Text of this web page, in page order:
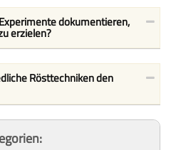
dokumentieren,
erzielen?
Rösttechniken den